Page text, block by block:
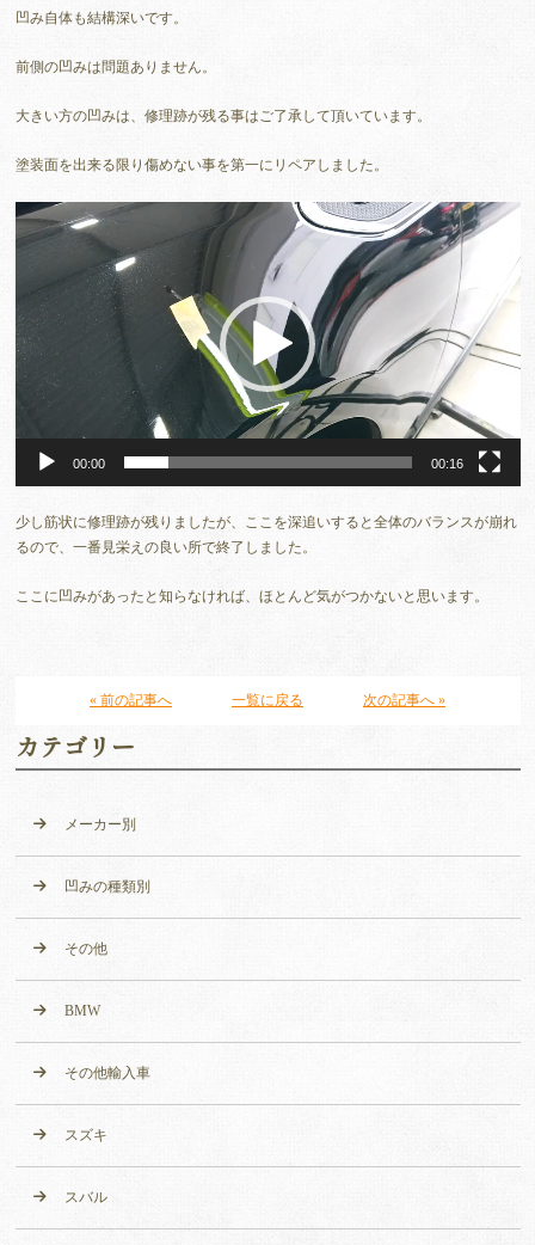
凹み自体も結構深いです。
前側の凹みは問題ありません。
大きい方の凹みは、修理跡が残る事はご了承して頂いています。
塗装面を出来る限り傷めない事を第一にリペアしました。
動
画
ヤ
ー
00:00 00:16
少し筋状に修理跡が残りましたが、ここを深追いすると全体のバランスが崩れ
るので、一番見栄えの良い所で終了しました。
ここに凹みがあったと知らなければ、ほとんど気がつかないと思います。
« 前の記事へ 一覧に戻る 次の記事へ »
カテゴリー
メーカー別
凹みの種類別
その他
BMW
その他輸入車
スズキ
スバル